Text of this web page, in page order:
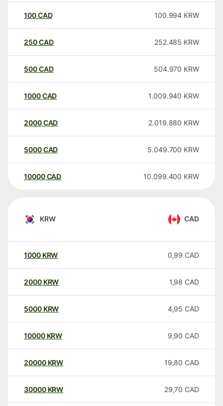
100CAD 100.994 KRW
250CAD 252.485 KRW
500CAD 504.970 KRW
1000CAD 1.009.940 KRW
2000CAD 2.019.880 KRW
5000CAD 5.049.700 KRW
10000 CAD 10.099.400 KRW
KRW CAD
1000 KRW 0,99 CAD
2000 KRW 1,98 CAD
5000 KRW 4,95 CAD
10000 KRW 9,90 CAD
20000 KRW 19,80 CAD
30000 KRW 29,70 CAD